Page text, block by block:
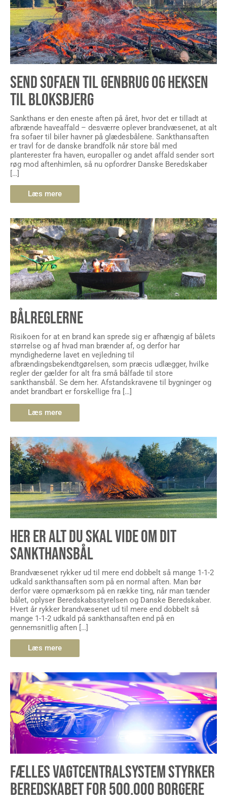
SEND SOFAEN TIL GENBRUG OG HEKSEN
TIL BLOKSBJERG
Sankthans er den eneste aften på året, hvor det er tilladt at
afbrænde haveaffald – desværre oplever brandvæsenet, at alt
fra sofaer til biler havner på glædesbålene. Sankthansaften
er travl for de danske brandfolk når store bål med
planterester fra haven, europaller og andet affald sender sort
røg mod aftenhimlen, så nu opfordrer Danske Beredskaber
[…]
Læs mere
BÅLREGLERNE
Risikoen for at en brand kan sprede sig er afhængig af bålets
størrelse og af hvad man brænder af, og derfor har
myndighederne lavet en vejledning til
afbrændingsbekendtgørelsen, som præcis udlægger, hvilke
regler der gælder for alt fra små bålfade til store
sankthansbål. Se dem her. Afstandskravene til bygninger og
andet brandbart er forskellige fra […]
Læs mere
HER ER ALT DU SKAL VIDE OM DIT
SANKTHANSBÅL
Brandvæsenet rykker ud til mere end dobbelt så mange 1-1-2
udkald sankthansaften som på en normal aften. Man bør
derfor være opmærksom på en række ting, når man tænder
bålet, oplyser Beredskabsstyrelsen og Danske Beredskaber.
Hvert år rykker brandvæsenet ud til mere end dobbelt så
mange 1-1-2 udkald på sankthansaften end på en
gennemsnitlig aften […]
Læs mere
FÆLLES VAGTCENTRALSYSTEM STYRKER
BEREDSKABET FOR 500.000 BORGERE